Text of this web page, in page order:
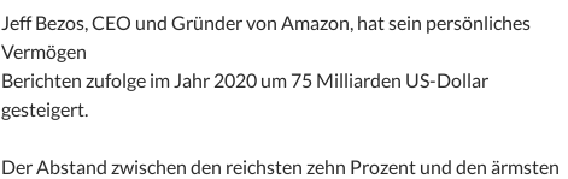
Jeff Bezos, CEO und Gründer von Amazon, hat sein persönliches
Vermögen
Berichten zufolge im Jahr 2020 um 75 Milliarden US-Dollar
gesteigert.
Der Abstand zwischen den reichsten zehn Prozent und den ärmsten